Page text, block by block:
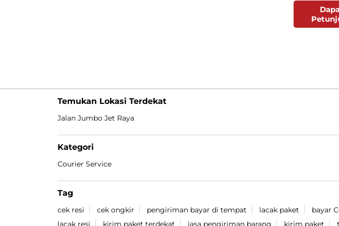
Temukan Lokasi Terdekat
Jalan Jumbo Jet Raya
Kategori
Courier Service
Tag
cek resi cek ongkir pengiriman bayar di tempat lacak paket bayar
lacak resi
kirim paket terdekat jasa pengiriman barang kirim paket